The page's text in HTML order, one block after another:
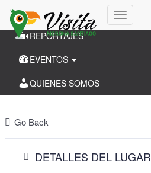
CANTONES
REPORTAJES
EVENTOS
QUIENES SOMOS
Cambiar
Go Back
DETALLES DEL LUGAR